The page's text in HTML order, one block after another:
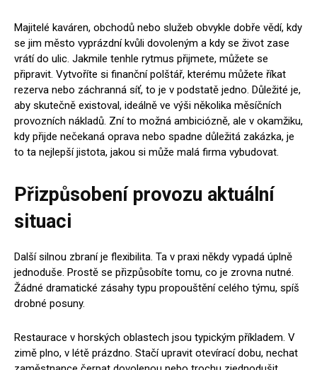
Majitelé kaváren, obchodů nebo služeb obvykle dobře vědí, kdy
se jim město vyprázdní kvůli dovoleným a kdy se život zase
vrátí do ulic. Jakmile tenhle rytmus přijmete, můžete se
připravit. Vytvoříte si finanční polštář, kterému můžete říkat
rezerva nebo záchranná síť, to je v podstatě jedno. Důležité je,
aby skutečně existoval, ideálně ve výši několika měsíčních
provozních nákladů. Zní to možná ambiciózně, ale v okamžiku,
kdy přijde nečekaná oprava nebo spadne důležitá zakázka, je
to ta nejlepší jistota, jakou si může malá firma vybudovat.
Přizpůsobení provozu aktuální
situaci
Další silnou zbraní je flexibilita. Ta v praxi někdy vypadá úplně
jednoduše. Prostě se přizpůsobíte tomu, co je zrovna nutné.
Žádné dramatické zásahy typu propouštění celého týmu, spíš
drobné posuny.
Restaurace v horských oblastech jsou typickým příkladem. V
zimě plno, v létě prázdno. Stačí upravit otevírací dobu, nechat